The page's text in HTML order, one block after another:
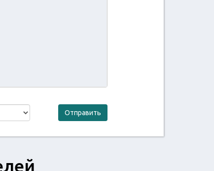
Отправить